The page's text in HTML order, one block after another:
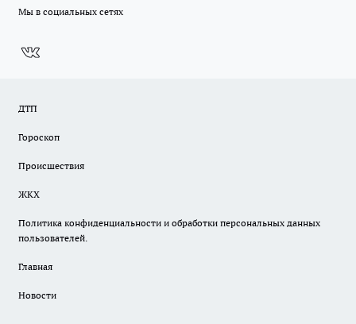
Мы в социальных сетях
ДТП
Гороскоп
Происшествия
ЖКХ
Политика конфиденциальности и обработки персональных данных
пользователей.
Главная
Новости